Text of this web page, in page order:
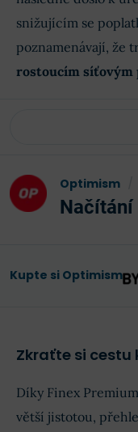
snižujícím se
poznamenávají, že
rostoucím síťovým
Optimism
Načítání
Kupte si Optimism
Zkraťte si cestu
Díky Finex
větší jistotou,